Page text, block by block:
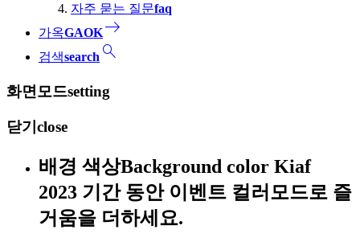
자주 묻는 질문faq
가옥GAOKeast
검색search search
화면모드setting
닫기 close
배경 색상Background color Kiaf
2023 기간 동안 이벤트 컬러모드로 즐
거움을 더하세요.